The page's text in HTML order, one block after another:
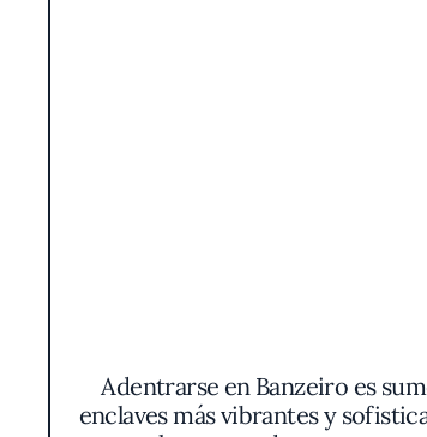
Adentrarse en Banzeiro es
enclaves más vibrantes y